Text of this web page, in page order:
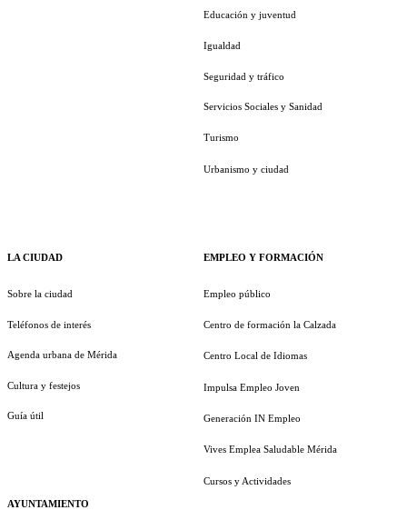
LA CIUDAD
Sobre la ciudad
Teléfonos de interés
Agenda urbana de Mérida
Cultura y festejos
Guía útil
AYUNTAMIENTO
Educación y juventud
Igualdad
Seguridad y tráfico
Servicios Sociales y Sanidad
Turismo
Urbanismo y ciudad
EMPLEO Y FORMACIÓN
Empleo público
Centro de formación la Calzada
Centro Local de Idiomas
Impulsa Empleo Joven
Generación IN Empleo
Vives Emplea Saludable Mérida
Cursos y Actividades